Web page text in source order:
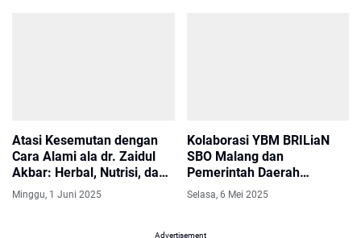
Atasi Kesemutan dengan
Cara Alami ala dr. Zaidul
Akbar: Herbal, Nutrisi, dan
Gaya Hidup Sehat
Minggu, 1 Juni 2025
Kolaborasi YBM BRILiaN
SBO Malang dan
Pemerintah Daerah
Wujudkan Langkah Konkret
Cegah Stunting di Ngasem
Selasa, 6 Mei 2025
Advertisement